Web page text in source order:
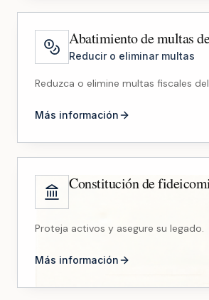
Abatimiento de multas
Reducir o eliminar multas
Reduzca o elimine multas fiscales
Más información
Constitución de
Proteja activos y asegure su legado.
Más información